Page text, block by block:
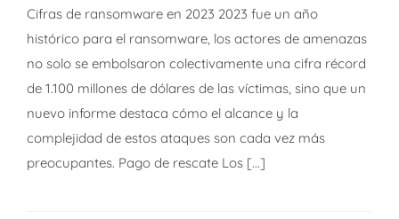
Cifras de ransomware en 2023 2023 fue un año
histórico para el ransomware, los actores de amenazas
no solo se embolsaron colectivamente una cifra récord
de 1.100 millones de dólares de las víctimas, sino que un
nuevo informe destaca cómo el alcance y la
complejidad de estos ataques son cada vez más
preocupantes. Pago de rescate Los [...]